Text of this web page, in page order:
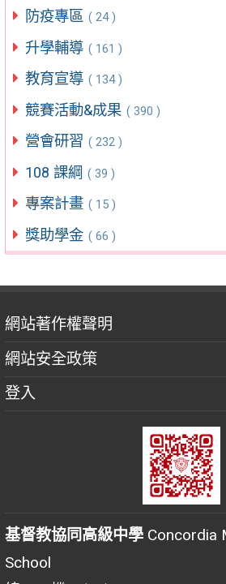
防疫專區 ( 24 )
升學輔導 ( 161 )
教育宣導 ( 134 )
競賽活動&成果 ( 390 )
營會研習 ( 232 )
108 課綱 ( 39 )
專案計畫 ( 15 )
獎助學金 ( 66 )
網站著作權聲明
網站安全政策
登入
基督教協同高級中學 Concordia
School